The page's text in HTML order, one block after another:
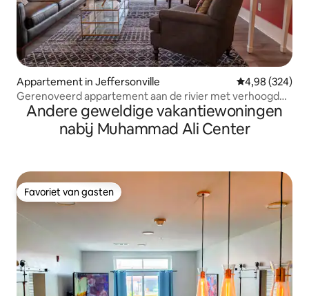
Appartement in Jeffersonville Gemiddelde
4,98 (324)
Gerenoveerd appartement aan de rivier met verhoogd
terras
Andere geweldige vakantiewoningen
nabij Muhammad Ali Center
Favoriet van gasten
Favoriet van gasten